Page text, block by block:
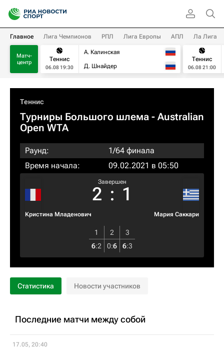
Главное Лига Чемпионов РПЛ Лига Европы АПЛ Ла Лига
Матч-
центр
Теннис
06.08 19:30
А. Калинская
Д. Шнайдер
Теннис
06.08 21:00
Теннис
Турниры Большого шлема - Australian
Open WTA
Раунд:
1/64 финала
Время начала:
09.02.2021 в 05:50
Кристина Младенович
Завершен
2 : 1
Мария Саккари
1 2
3
6:2 0:6 6:3
Статистика Новости участников
Последние матчи между собой
17.05, 20:40